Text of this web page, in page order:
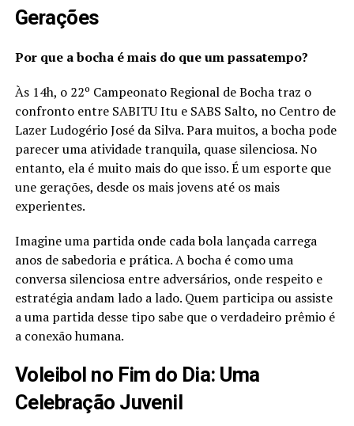
Gerações
Por que a bocha é mais do que um passatempo?
Às 14h, o 22º Campeonato Regional de Bocha traz o
confronto entre SABITU Itu e SABS Salto, no Centro de
Lazer Ludogério José da Silva. Para muitos, a bocha pode
parecer uma atividade tranquila, quase silenciosa. No
entanto, ela é muito mais do que isso. É um esporte que
une gerações, desde os mais jovens até os mais
experientes.
Imagine uma partida onde cada bola lançada carrega
anos de sabedoria e prática. A bocha é como uma
conversa silenciosa entre adversários, onde respeito e
estratégia andam lado a lado. Quem participa ou assiste
a uma partida desse tipo sabe que o verdadeiro prêmio é
a conexão humana.
Voleibol no Fim do Dia: Uma
Celebração Juvenil